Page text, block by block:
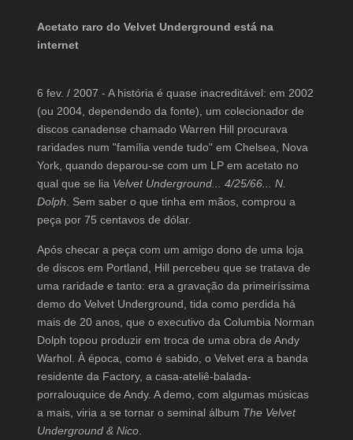
Acetato raro do Velvet Underground está na
internet
6 fev. / 2007 - A história é quase inacreditável: em 2002
(ou 2004, dependendo da fonte), um colecionador de
discos canadense chamado Warren Hill procurava
raridades num "família vende tudo" em Chelsea, Nova
York, quando deparou-se com um LP em acetato no
qual que se lia Velvet Underground... 4/25/66... N.
Dolph . Sem saber o que tinha em mãos, comprou a
peça por 75 centavos de dólar.
Após checar a peça com um amigo dono de uma loja
de discos em Portland, Hill percebeu que se tratava de
uma raridade e tanto: era a gravação da primeiríssima
demo do Velvet Underground, tida como perdida há
mais de 20 anos, que o executivo da Columbia Norman
Dolph topou produzir em troca de uma obra de Andy
Warhol. À época, como é sabido, o Velvet era a banda
residente da Factory, a casa-ateliê-balada-
porralouquice de Andy. A demo, com algumas músicas
a mais, viria a se tornar o seminal álbum The Velvet
Underground & Nico.